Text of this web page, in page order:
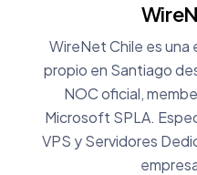
WireNet Chile es
propio en Santiago
NOC oficial,
Microsoft SPLA.
VPS y Servidores